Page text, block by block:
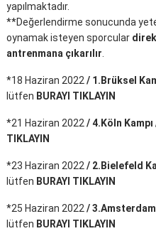
yapılmaktadır.
**Değerlendirme sonucunda
oynamak isteyen sporcular
antrenmana çıkarılır
*18 Haziran 2022 / 1.Brüksel
lütfen BURAYI TIKLAYIN
*21 Haziran 2022 / 4.Köln Kampı
TIKLAYIN
*23 Haziran 2022 / 2.Bielefeld
lütfen BURAYI TIKLAYIN
*25 Haziran 2022 / 3.Amsterdam
lütfen BURAYI TIKLAYIN